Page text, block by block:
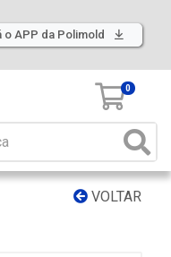
o APP da Polimold
0
VOLTAR